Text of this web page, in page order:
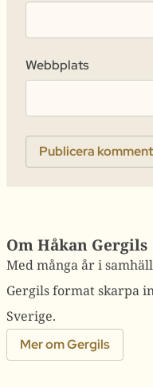
Webbplats
Om Håkan Gergils
Med många år i
Gergils format skarpa
Sverige.
Mer om Gergils